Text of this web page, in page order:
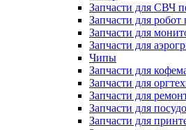
Запчасти для СВЧ
Запчасти для робот
Запчасти для
Запчасти для
Чипы
Запчасти для
Запчасти для
Запчасти для
Запчасти для
Запчасти для